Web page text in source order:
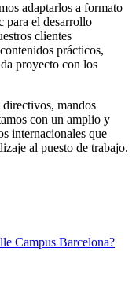
adaptarlos a formato
para el desarrollo
clientes
prácticos,
proyecto con los
mandos
con un amplio y
internacionales que
al puesto de trabajo.
Campus Barcelona?